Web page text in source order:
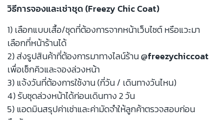
วิธีการจองและเช่าชุด (Freezy Chic Coat)
1) เลือกแบบเสื้อ/ชุดที่ต้องการจากหน้าเว็บไซต์ หรือแวะมา
เลือกที่หน้าร้านได้
2) ส่งรูปสินค้าที่ต้องการมาทางไลน์ร้าน@freezychiccoat
เพื่อเช็กคิวและจองล่วงหน้า
3) แจ้งวันที่ต้องการใช้งาน (กี่วัน / เดินทางวันไหน)
4) รับชุดล่วงหน้าได้ก่อนเดินทาง 2 วัน
5) แอดมินสรุปค่าเช่าและค่ามัดจำให้ลูกค้าตรวจสอบก่อน